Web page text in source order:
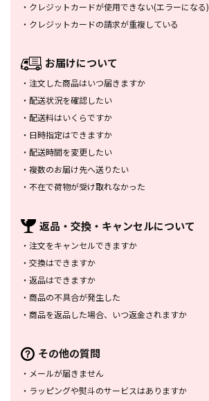
・ クレジットカードが使用できない(エラーになる)
・ クレジットカードの請求が重複している
お届けについて
・ 注文した商品はいつ届きますか
・ 配送状況を確認したい
・ 配送料はいくらですか
・ 日時指定はできますか
・ 配送時間を変更したい
・ 複数のお届け先へ送りたい
・ 不在で荷物が受け取れなかった
返品・交換・ キャンセルについて
・ 注文をキャンセルできますか
・ 交換はできますか
・ 返品はできますか
・ 商品の不具合が発生した
・ 商品を返品した場合、 いつ返金されますか
その他の質問
・ メールが届きません
・ ラッピングや熨斗のサービスはありますか